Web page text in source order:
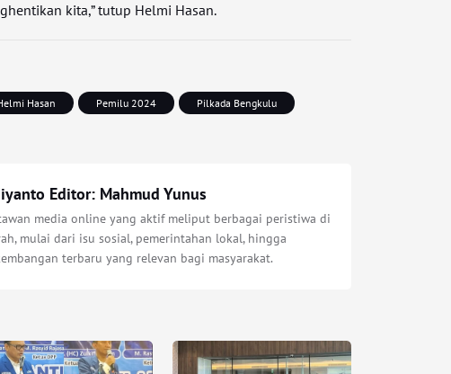
kita,” tutup Helmi Hasan.
Hasan Pemilu 2024
Pilkada Bengkulu
Editor: Mahmud Yunus
media online yang aktif meliput berbagai peristiwa di
mulai dari isu sosial, pemerintahan lokal, hingga
terbaru yang relevan bagi masyarakat.